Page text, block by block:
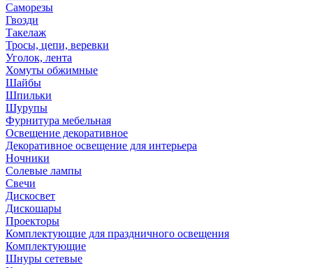
Саморезы
Гвозди
Такелаж
Тросы, цепи, веревки
Уголок, лента
Хомуты обжимные
Шайбы
Шпильки
Шурупы
Фурнитура мебельная
Освещение декоративное
Декоративное освещение для интерьера
Ночники
Солевые лампы
Свечи
Дискосвет
Дискошары
Проекторы
Комплектующие для праздничного освещения
Комплектующие
Шнуры сетевые